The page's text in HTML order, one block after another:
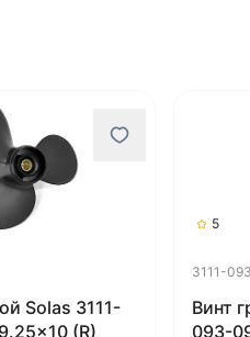
Solas 3111-
(R)
5
3111-
Винт
093-